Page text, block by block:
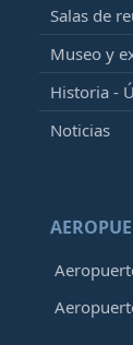
Salas de
Museo y
Historia -
Noticias